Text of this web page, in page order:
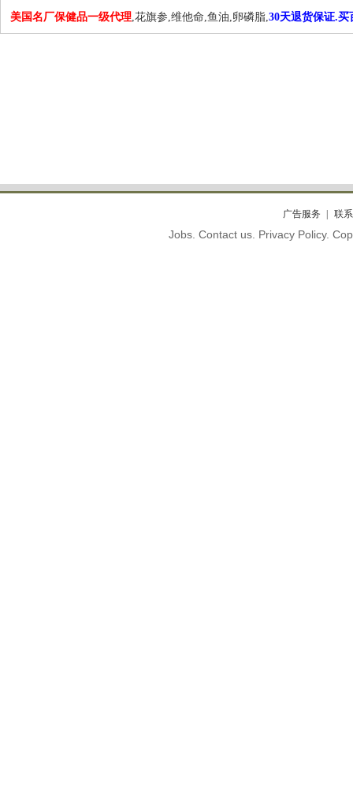
美国名厂保健品一级代理,花旗参,维他命,鱼油,卵磷脂,30天退货保证.买
广告服务 联
Jobs. Contact us. Privacy Policy.